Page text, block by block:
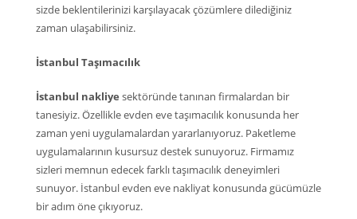
sizde beklentilerinizi karşılayacak çözümlere dilediğiniz
zaman ulaşabilirsiniz.
İstanbul Taşımacılık
İstanbul nakliye sektöründe tanınan firmalardan bir
tanesiyiz. Özellikle evden eve taşımacılık konusunda her
zaman yeni uygulamalardan yararlanıyoruz. Paketleme
uygulamalarının kusursuz destek sunuyoruz. Firmamız
sizleri memnun edecek farklı taşımacılık deneyimleri
sunuyor. İstanbul evden eve nakliyat konusunda gücümüzle
bir adım öne çıkıyoruz.